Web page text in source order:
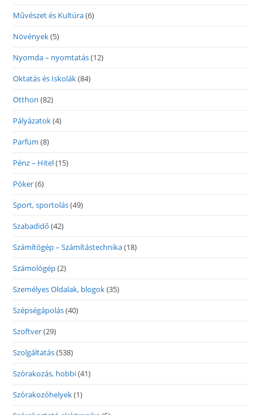
Művészet és Kultúra(6)
Növények(5)
Nyomda – nyomtatás(12)
Oktatás és Iskolák(84)
Otthon (82)
Pályázatok(4)
Parfüm (8)
Pénz – Hitel(15)
Póker(6)
Sport, sportolás(49)
Szabadidő (42)
Számítógép – Számítástechnika(18)
Számológép(2)
Személyes Oldalak, blogok(35)
Szépségápolás(40)
Szoftver(29)
Szolgáltatás(538)
Szórakozás, hobbi(41)
Szórakozóhelyek(1)